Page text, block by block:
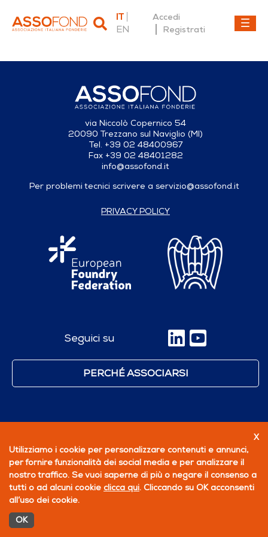
IT
EN
Accedi
Registrati
via Niccolò Copernico 54
20090 Trezzano sul Naviglio (MI)
Tel. +39 02 48400967
Fax +39 02 48401282
info@assofond.it
Per problemi tecnici scrivere a servizio@assofond.it
PRIVACY POLICY
Seguici su
PERCHÉ ASSOCIARSI
X
Utilizziamo i cookie per personalizzare contenuti e annunci,
per fornire funzionalità dei social media e per analizzare il
nostro traffico. Se vuoi saperne di più o negare il consenso a
tutti o ad alcuni cookie clicca qui. Cliccando su OK acconsenti
all’uso dei cookie.
OK